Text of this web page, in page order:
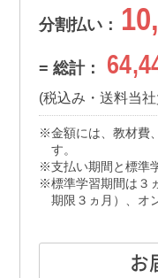
分割払い：
= 総計：
(税込み・送料当
金額には、教材費
す。
支払い期間と標準
標準学習期間は３
期限３ヵ月）、オ
お